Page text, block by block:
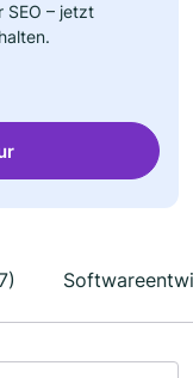
SEO – jetzt